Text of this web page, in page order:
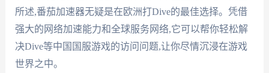
所述,番茄加速器无疑是在欧洲打Dive的最佳选择。凭借
强大的网络加速能力和全球服务网络,它可以帮你轻松解
决Dive等中国国服游戏的访问问题,让你尽情沉浸在游戏
世界之中。